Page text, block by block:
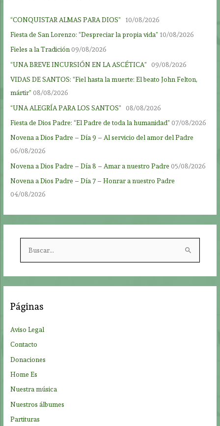
“CONQUISTAR ALMAS PARA DIOS”
10/08/2026
Fiesta de San Lorenzo: “Despreciar la propia vida” 10/08/2026
Fieles a la Tradición09/08/2026
“UNA BREVE INCURSIÓN EN LA ASCÉTICA”
09/08/2026
VIDAS DE SANTOS: “Fiel hasta la muerte: El beato John Felton,
mártir” 08/08/2026
“UNA ALEGRÍA PARA LOS SANTOS”
08/08/2026
Fiesta de Dios Padre: “El Padre de toda la humanidad” 07/08/2026
Novena a Dios Padre – Día 9 – Al servicio del amor del Padre
06/08/2026
Novena a Dios Padre – Día 8 – Amar a nuestro Padre 05/08/2026
Novena a Dios Padre – Día 7 – Honrar a nuestro Padre
04/08/2026
c
r
:
Páginas
Aviso Legal
Contacto
Donaciones
Home Es
Nuestra música
Nuestros álbumes
Partituras